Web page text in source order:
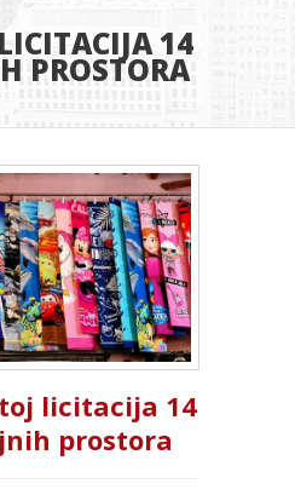
14
PROSTORA
licitacija 14
prostora